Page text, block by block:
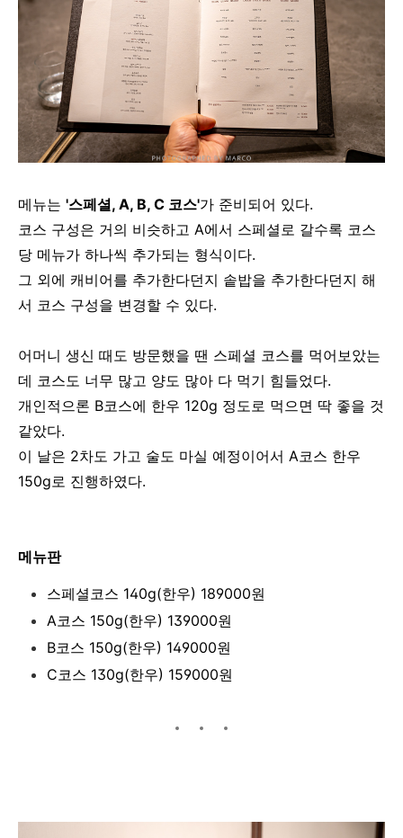
메뉴는 '스페셜, A, B, C 코스'가 준비되어 있다.
코스 구성은 거의 비슷하고 A에서 스페셜로 갈수록 코스
당 메뉴가 하나씩 추가되는 형식이다.
그 외에 캐비어를 추가한다던지 솥밥을 추가한다던지 해
서 코스 구성을 변경할 수 있다.
어머니 생신 때도 방문했을 땐 스페셜 코스를 먹어보았는
데 코스도 너무 많고 양도 많아 다 먹기 힘들었다.
개인적으론 B코스에 한우 120g 정도로 먹으면 딱 좋을 것
같았다.
이 날은 2차도 가고 술도 마실 예정이어서 A코스 한우
150g로 진행하였다.
메뉴판
스페셜코스 140g(한우) 189000원
A코스 150g(한우) 139000원
B코스 150g(한우) 149000원
C코스 130g(한우) 159000원